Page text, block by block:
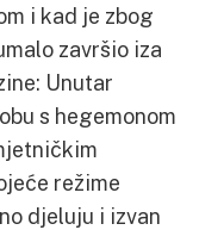
i kad je zbog
završio iza
Unutar
s hegemonom
režime
djeluju i izvan